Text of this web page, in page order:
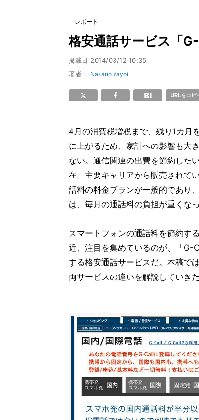
レポート
格安通話サービス「
掲載日 2014/03/12 10:35
著者： Nakano Yayoi
URLをコピ
4月の消費税増税まで、残り1カ月
に上がるため、家計への影響も大
ない。通信関連の出費を節約した
在、主要キャリアから販売されて
話料の料金プランが一般的であり
は、毎月の通話料の負担が重くなっ
スマートフォンの通話料を節約す
近、注目を集めているのが、「G-
する格安通話サービスだ。本稿で
両サービスの違いを解説していきた